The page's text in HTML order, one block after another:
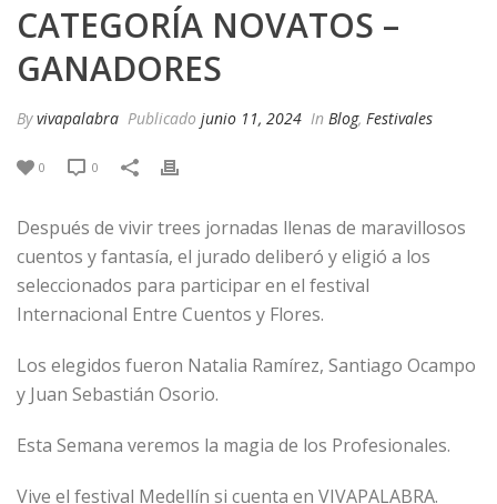
CATEGORÍA NOVATOS –
GANADORES
Byvivapalabra Publicado junio 11, 2024 In Blog, Festivales
0 0
Después de vivir trees jornadas llenas de maravillosos
cuentos y fantasía, el jurado deliberó y eligió a los
seleccionados para participar en el festival
Internacional Entre Cuentos y Flores.
Los elegidos fueron Natalia Ramírez, Santiago Ocampo
y Juan Sebastián Osorio.
Esta Semana veremos la magia de los Profesionales.
Vive el festival Medellín si cuenta en VIVAPALABRA.